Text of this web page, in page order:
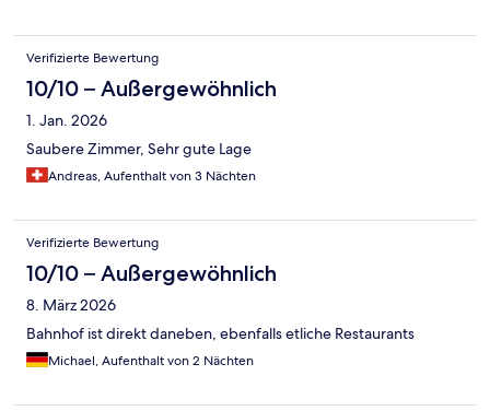
Verifizierte Bewertung
10/10 – Außergewöhnlich
1. Jan. 2026
Saubere Zimmer, Sehr gute Lage
Andreas, Aufenthalt von 3 Nächten
Verifizierte Bewertung
10/10 – Außergewöhnlich
8. März 2026
Bahnhof ist direkt daneben, ebenfalls etliche Restaurants
Michael, Aufenthalt von 2 Nächten